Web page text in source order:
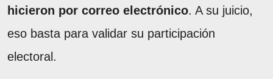
hicieron por correo electrónico. A su juicio,
eso basta para validar su participación
electoral.